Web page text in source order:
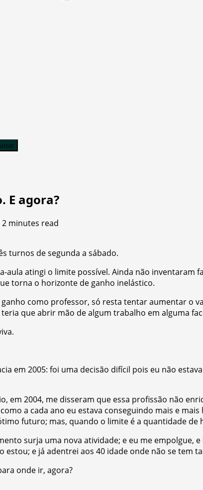
E agora?
2 minutes read
turnos de segunda a sábado.
aula atingi o limite possível. Ainda não inventaram
torna o horizonte de ganho inelástico.
como professor, só resta tentar aumentar o
que abrir mão de algum trabalho em alguma
em 2005: foi uma decisão difícil pois eu não
em 2004, me disseram que essa profissão não
a cada ano eu estava conseguindo mais e
futuro; mas, quando o limite é a quantidade
surja uma nova atividade; e eu me empolgue,
estou; e já adentrei aos 40 idade onde não se tem
onde ir, agora?